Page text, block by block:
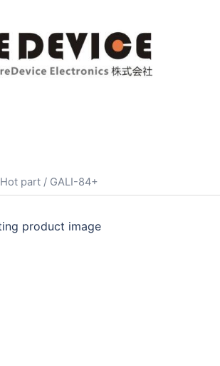
Hot part / GALI-84+